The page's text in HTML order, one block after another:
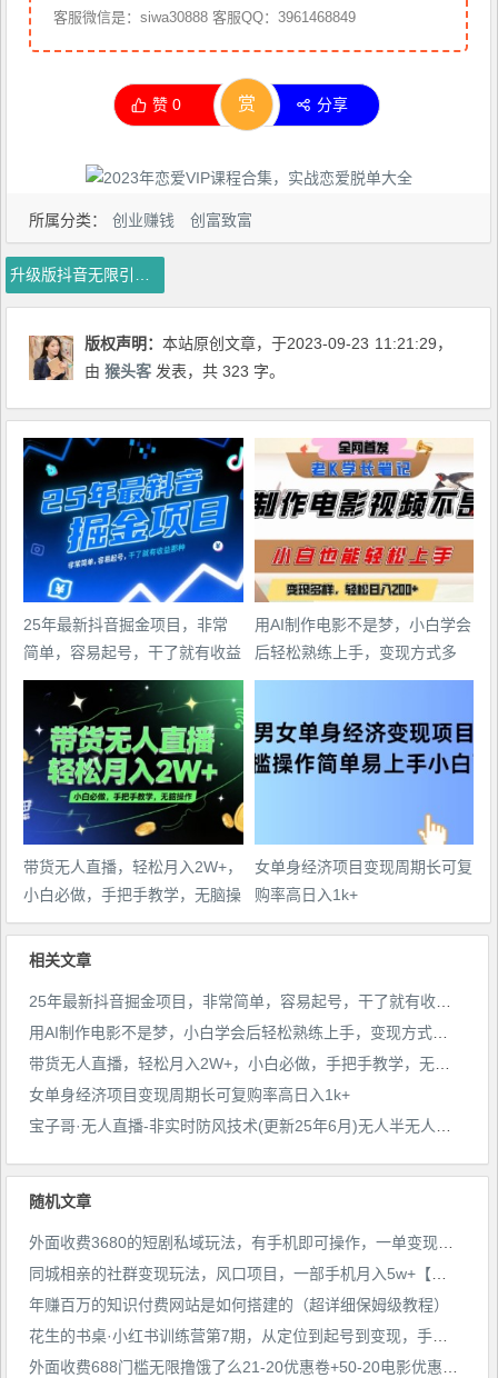
客服微信是：siwa30888 客服QQ：3961468849
赞0 赏 分享
所属分类： 创业赚钱 创富致富
升级版抖音无限引流精准用户【采集+曝光】
版权声明：本站原创文章，于2023-09-23 11:21:29，
由猴头客 发表，共 323 字。
25年最新抖音掘金项目，非常
简单，容易起号，干了就有收益
那种
用AI制作电影不是梦，小白学会
后轻松熟练上手，变现方式多
样，日入2张+
带货无人直播，轻松月入2W+，
小白必做，手把手教学，无脑操
作(附学习资料)
女单身经济项目变现周期长可复
购率高日入1k+
相关文章
25年最新抖音掘金项目，非常简单，容易起号，干了就有收益那种
用AI制作电影不是梦，小白学会后轻松熟练上手，变现方式多样，日入2张+
带货无人直播，轻松月入2W+，小白必做，手把手教学，无脑操作(附学习资料)
女单身经济项目变现周期长可复购率高日入1k+
宝子哥·无人直播-非实时防风技术(更新25年6月)无人半无人直播
随机文章
外面收费3680的短剧私域玩法，有手机即可操作，一单变现9.9-99，日入800很轻松【揭秘】
同城相亲的社群变现玩法，风口项目，一部手机月入5w+【揭秘】
年赚百万的知识付费网站是如何搭建的（超详细保姆级教程）
花生的书桌·小红书训练营第7期，从定位到起号到变现，手把手打通爆款任督二脉
外面收费688门槛无限撸饿了么21-20优惠卷+50-20电影优惠卷，教程操作简单一学就会【详细视频】